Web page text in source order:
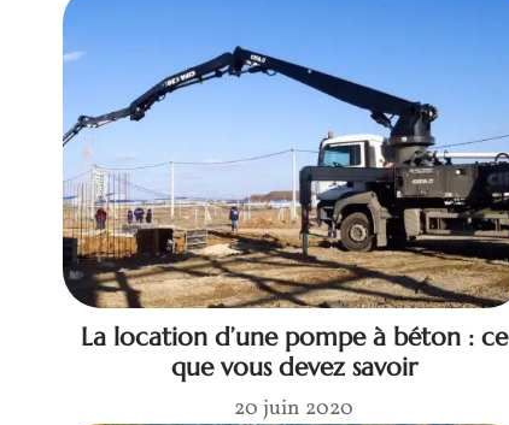
La location d’une pompe à béton : ce
que vous devez savoir
20 juin 2020